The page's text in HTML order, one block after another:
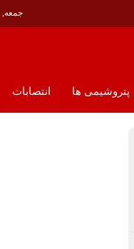
جمعه, ۱۶ مرداد , ۱۴۰۵
پتروشيمى ها انتصابات